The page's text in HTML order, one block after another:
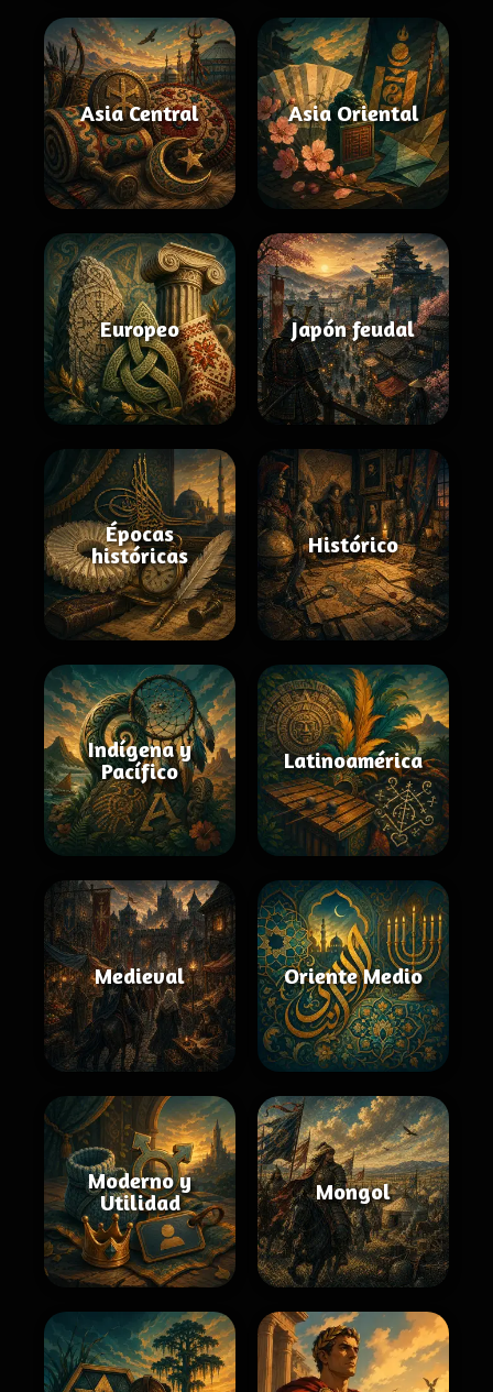
Asia Central Asia Oriental
Europeo Japón feudal
Épocas
históricas
Histórico
Indígena y
Pacífico
Latinoamérica
Medieval Oriente Medio
Moderno y
Utilidad
Mongol